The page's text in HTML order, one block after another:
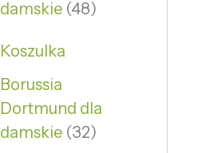
damskie 48
Koszulka
Borussia
Dortmund dla
damskie 32